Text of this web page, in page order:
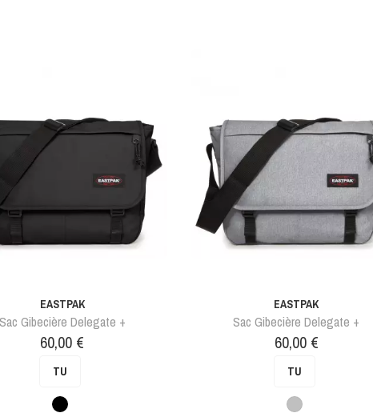
EASTPAK
Sac Gibecière Delegate +
Prix
60,00 €
TU
Noir
EASTPAK
Sac Gibecière Delegate +
Prix
60,00 €
TU
Gris